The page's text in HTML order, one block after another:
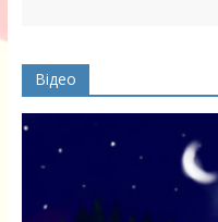
Відео